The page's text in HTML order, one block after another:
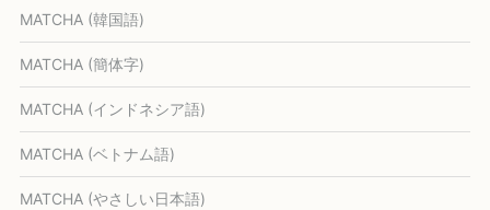
MATCHA (韓国語)
MATCHA (簡体字)
MATCHA (インドネシア語)
MATCHA (ベトナム語)
MATCHA (やさしい日本語)